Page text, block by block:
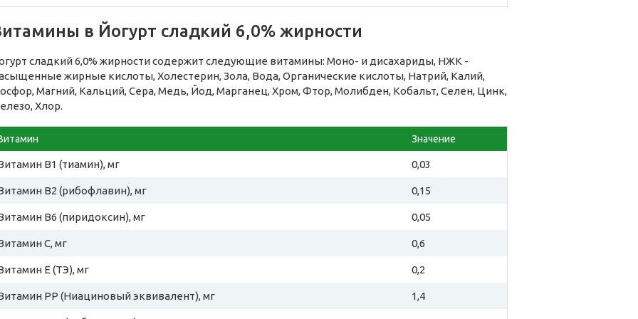
в Йогурт сладкий 6,0% жирности
сладкий 6,0% жирности содержит следующие витамины: Моно- и дисахариды, НЖК -
жирные кислоты, Холестерин, Зола, Вода, Органические кислоты, Натрий, Калий,
Магний, Кальций, Сера, Медь, Йод, Марганец, Хром, Фтор, Молибден, Кобальт, Селен, Цинк,
Хлор.
Значение
B1 (тиамин), мг 0,03
B2 (рибофлавин), мг 0,15
B6 (пиридоксин), мг 0,05
C, мг 0,6
E (ТЭ), мг 0,2
PP (Ниациновый эквивалент), мг 1,4